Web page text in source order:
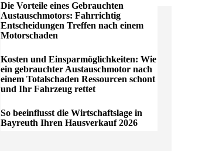
Die Vorteile eines Gebrauchten
Austauschmotors: Fahrrichtig
Entscheidungen Treffen nach einem
Motorschaden
Kosten und Einsparmöglichkeiten: Wie
ein gebrauchter Austauschmotor nach
einem Totalschaden Ressourcen schont
und Ihr Fahrzeug rettet
So beeinflusst die Wirtschaftslage in
Bayreuth Ihren Hausverkauf 2026